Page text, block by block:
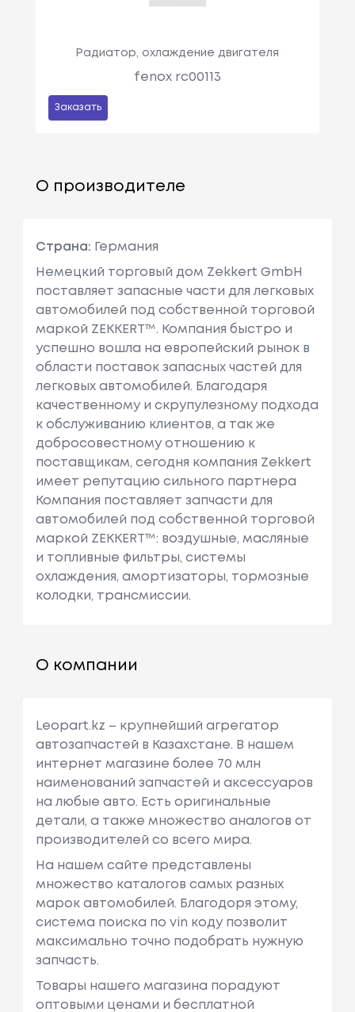
Радиатор, охлаждение двигателя
fenox rc00113
Заказать
О производителе
Страна: Германия
Немецкий торговый дом Zekkert GmbH
поставляет запасные части для легковых
автомобилей под собственной торговой
маркой ZEKKERT™. Компания быстро и
успешно вошла на европейский рынок в
области поставок запасных частей для
легковых автомобилей. Благодаря
качественному и скрупулезному подхода
к обслуживанию клиентов, а так же
добросовестному отношению к
поставщикам, сегодня компания Zekkert
имеет репутацию сильного партнера
Компания поставляет запчасти для
автомобилей под собственной торговой
маркой ZEKKERT™: воздушные, масляные
и топливные фильтры, системы
охлаждения, амортизаторы, тормозные
колодки, трансмиссии.
О компании
Leopart.kz – крупнейший агрегатор
автозапчастей в Казахстане. В нашем
интернет магазине более 70 млн
наименований запчастей и аксессуаров
на любые авто. Есть оригинальные
детали, а также множество аналогов от
производителей со всего мира.
На нашем сайте представлены
множество каталогов самых разных
марок автомобилей. Благодоря этому,
система поиска по vin коду позволит
максимально точно подобрать нужную
запчасть.
Товары нашего магазина порадуют
оптовыми ценами и бесплатной